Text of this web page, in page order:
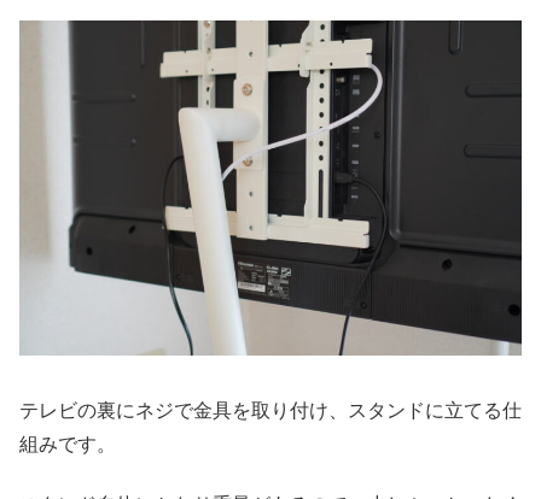
テレビの裏にネジで金具を取り付け、スタンドに立てる仕
組みです。